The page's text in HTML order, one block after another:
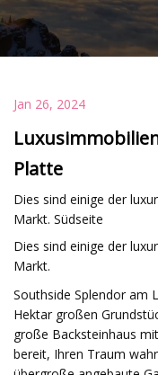
Jan 26, 2024
Platte
Dies sind einige der
Markt. Südseite
Dies sind einige der
Markt.
Southside Splendor am Lake Mac liegt auf einem 10,51 +/- Hektar großen Grundstück am Wasser. Dieses schöne, 2024 m² große Backsteinhaus mit 2 Schlafzimmern und 2 Bädern ist bereit, Ihren Traum wahr werden zu lassen! Es gibt eine übergroße angebaute Garage für zwei Autos mit einem großen Bonusbereich darüber. Der 2024 m² große Keller wurde für weitere 3 Schlafzimmer und ein komplettes Bad sowie ein riesiges tolles Zimmer/Familienzimmer ausgebaut und muss nur noch fertiggestellt werden. Ein großer Laden auch! GrundstückDieses Anwesen besteht aus 10,51 +/- beurkundeten Hektar mit gutem Zugang und herrlichem Blick auf den wunderschönen Lake McConaughy. VerbesserungenSouthside Splendor at Lake Mac ist der perfekte Wochenendausflug, das Ferienhaus oder der dauerhafte Wohnsitz! Dieses wunderschöne Backsteinhaus im Ranch-Stil mit 2 Schlafzimmern und 2 Bädern und einer angeschlossenen Garage für 2 Autos liegt nur wenige Minuten von mehreren Stränden und einer Bootsrampe entfernt und wurde auf einem 10,51 +/- Hektar großen Grundstück mit herrlichem Blick auf den Lake McConaughy gebaut. Das Anwesen verfügt über ein wunderschönes Backsteinhaus mit 2024 Quadratmetern fertiger Wohnfläche und 2024 zusätzlichen Quadratmetern teilweise fertiggestelltem Keller. Der Keller wurde für weitere 3 Schlafzimmer, ein weiteres komplettes Bad, ein großes Familienzimmer und den Technikraum ausgebaut, alles ist bereit für eine schnelle Fertigstellung. Die Außenwände und der Keller dieses Hauses bestehen aus mit Beton gefüllten Styroporblöcken, wodurch dieses Haus äußerst solide, sicher, leise und energieeffizient ist. Beim Bau dieses fantastischen Hauses im Jahr 2008 wurde jedes Detail sorgfältig durchdacht. Die Hauptsuite ist vom anderen Schlafzimmer im Erdgeschoss getrennt und verfügt über einen großen begehbaren Kleiderschrank, eine übergroße Dusche und eine Whirlpool-Badewanne. Das Haus wurde mit einem offenen Grundriss entworfen. Es gibt eine große Wohnküche mit Geräten aus Edelstahl, einen schönen Wohnbereich mit einem Gaskamin und dieser Bereich öffnet sich zur überdachten Terrasse. Es gibt einen Schlamm-/Waschraum direkt neben der Garage, eine offene Treppe, die zum Keller führt, sowie eine zweite Treppe, die vom Keller zur Garage führt. Von der Garage führt eine dritte Treppe hinauf zum Bonus-Loft. Das Anwesen verfügt außerdem über eine unterirdische Sprinkleranlage. Southside Splendor am Lake Mac verfügt außerdem über einen 4.600 Quadratmeter großen, isolierten Laden mit einem fertigen Raum und einem zusätzlichen Anbaubereich für Wohnmobile. Dieses Anwesen befindet sich auf der Südseite des Lake McConaughy und bietet einfachen Zugang zum gesamten Gebiet und ist nur 15 Minuten von Ogallala und der Interstate 80 entfernt. Das Anwesen verfügt über einen eigenen Brunnen und eine Klärgrube. Die luxuriösen Wohnräume sind mit Umluft-Wärmepumpe und zentraler Klimaanlage sehr komfortabel. Das Anwesen verfügt auch über einen Notstromgenerator. Das 10,51+/- Hektar große Grundstück bietet einen enormen Lebensraum für die einheimische Tierwelt, die sich häufig auf dem Grundstück aufhält. Stellen Sie sich einen langen Tag am Lake McConaughy vor, bei dem Sie alles genießen, was der See zu bieten hat, und in wenigen Minuten wieder bei Ihnen zu Hause sein und einen wundervollen Abend mit Familie und Freunden genießen können. Erholung Lake McConaughy, das Freizeitjuwel im Westen von Nebraska, ist der größte See des Bundesstaates mit einer Küstenlinie von über 100 Meilen, 35.700 Hektar Wasserfläche, 24 Meilen Länge und 4 Meilen Breite und ist berühmt für seine weißen Sandstrände. Jedes Jahr machen Tausende von Bootsfahrern, Campern und Outdoor-Enthusiasten die Gegend um den Lake McConaughy zu ihrem Freizeitziel! Zusätzlich zum Lake McConaughy, der vom North Platte River gespeist wird, gibt es den Lake Ogallala mit einer Fläche von 320 Hektar, den „kleinen See“, der unterhalb des Kingsley Dam (dem zweitgrößten Erddamm der Welt) liegt. Diese beiden Gewässer bieten Anglern aller